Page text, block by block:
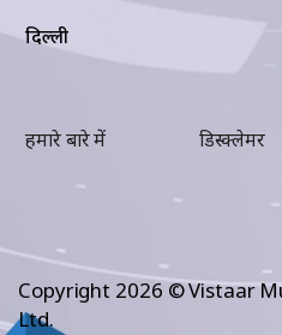
दिल्ली
हमारे बारे में डिस्क्लेमर
Copyright 2026 © Vistaar
Ltd.